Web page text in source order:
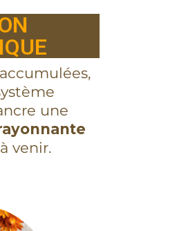
une
venir.